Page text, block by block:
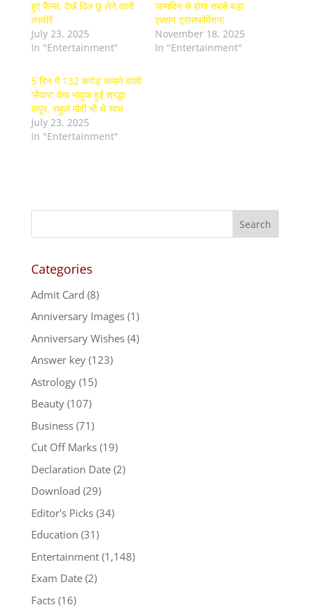
हुए फैन्स, देखें दिल छू लेने वाली
तस्वीरें
July 23, 2025
In "Entertainment"
जन्मदिन से होगा सबसे बड़ा
एक्शन ट्रांसफॉर्मेशन!
November 18, 2025
In "Entertainment"
5 दिन में 132 करोड़ कमाने वाली
‘सैयारा’ देख भावुक हुईं श्रद्धा
कपूर, राहुल मोदी भी थे साथ
July 23, 2025
In "Entertainment"
Categories
Admit Card (8)
Anniversary Images(1)
Anniversary Wishes(4)
Answer key(123)
Astrology(15)
Beauty(107)
Business(71)
Cut Off Marks(19)
Declaration Date(2)
Download (29)
Editor's Picks(34)
Education (31)
Entertainment(1,148)
Exam Date(2)
Facts(16)